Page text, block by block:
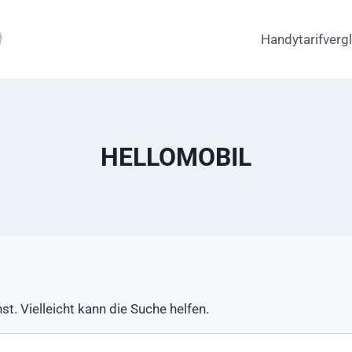
HELLOMOBIL
Vielleicht kann die Suche helfen.